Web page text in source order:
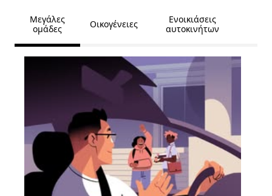
Μεγάλες
ομάδες
Οικογένειες
Ενοικιάσεις
αυτοκινήτων